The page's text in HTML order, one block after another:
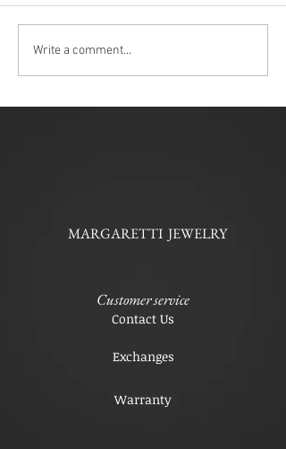
Write a comment...
MARGARETTI JEWELRY
Customer service
Contact Us
Exchanges
Warranty